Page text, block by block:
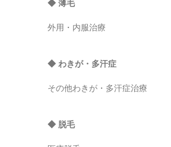
◆ 薄毛
外用・内服治療
◆ わきが・多汗症
その他わきが・多汗症治療
◆ 脱毛